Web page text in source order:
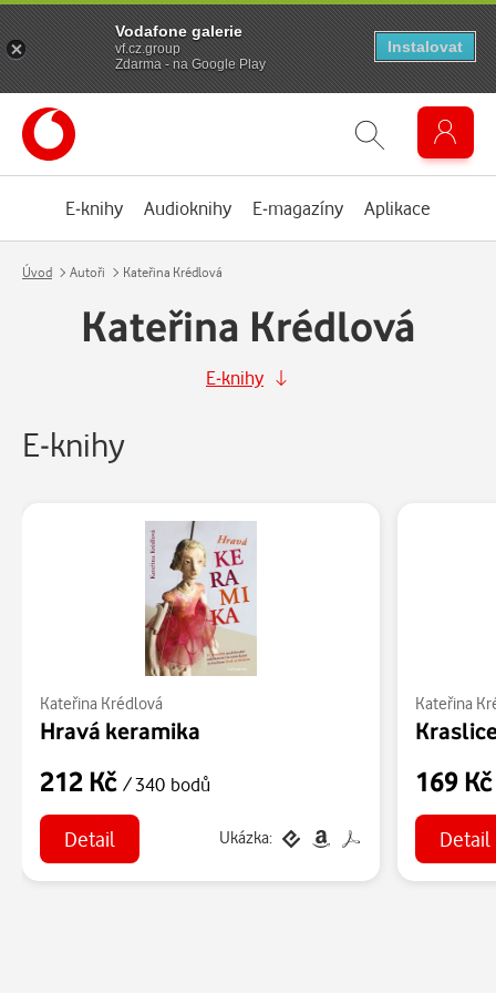
E-knihy Audioknihy E-magazíny Aplikace
Úvod Autoři Kateřina Krédlová
Kateřina Krédlová
E-knihy
E-knihy
Kateřina Krédlová
Hravá keramika
212 Kč / 340 bodů
Detail Ukázka:
Kateřina
169
Detail
Vodafone galerie
vf.cz.group
Zdarma - na Google Play
Instalovat